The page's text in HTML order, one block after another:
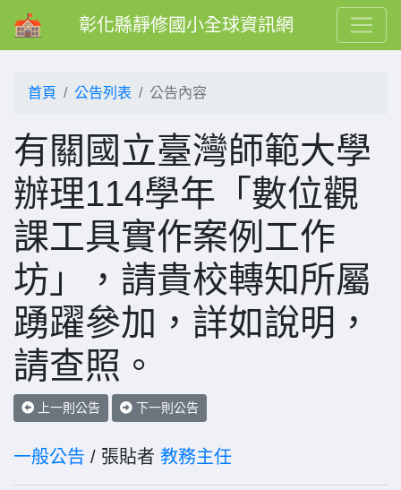
彰化縣靜修國小全球資訊網
首頁 公告列表 公告內容
有關國立臺灣師範大學
辦理114學年「數位觀
課工具實作案例工作
坊」，請貴校轉知所屬
踴躍參加，詳如說明，
請查照。
上一則公告 下一則公告
一般公告 / 張貼者 教務主任